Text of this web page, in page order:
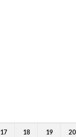
17 18 19 20